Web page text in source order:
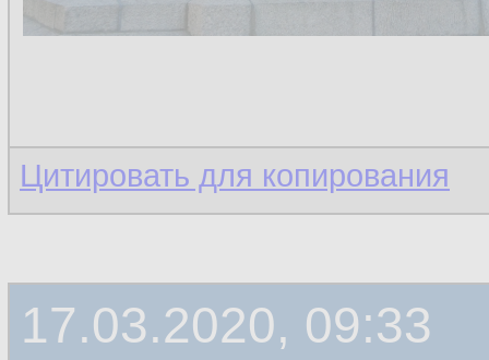
Цитировать для копирования
17.03.2020, 09:33